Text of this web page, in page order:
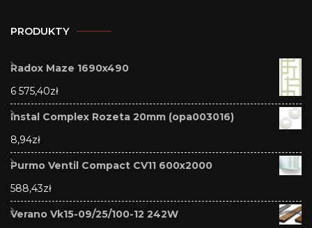
PRODUKTY
Radox Maze 1690x490
6 575,40zł
Instal Complex Rozeta 20mm (opa003016)
8,94zł
Purmo Ventil Compact CV11 600x2000
588,43zł
Verano Vk15-09/25/100-12 242W